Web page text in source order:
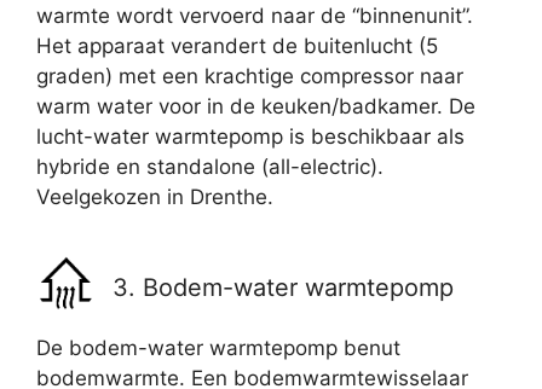
warmte wordt vervoerd naar de “binnenunit”.
Het apparaat verandert de buitenlucht (5
graden) met een krachtige compressor naar
warm water voor in de keuken/badkamer. De
lucht-water warmtepomp is beschikbaar als
hybride en standalone (all-electric).
Veelgekozen in Drenthe.
3. Bodem-water warmtepomp
De bodem-water warmtepomp benut
bodemwarmte. Een bodemwarmtewisselaar